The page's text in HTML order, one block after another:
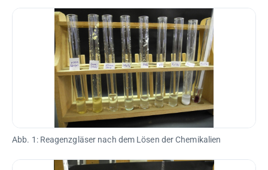
Abb. 1: Reagenzgläser nach dem Lösen der Chemikalien